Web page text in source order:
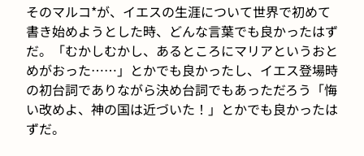
そのマルコ*が、イエスの生涯について世界で初めて
書き始めようとした時、どんな言葉でも良かったはず
だ。「むかしむかし、あるところにマリアというおと
めがおった……」とかでも良かったし、イエス登場時
の初台詞でありながら決め台詞でもあっただろう「悔
い改めよ、神の国は近づいた！」とかでも良かったは
ずだ。